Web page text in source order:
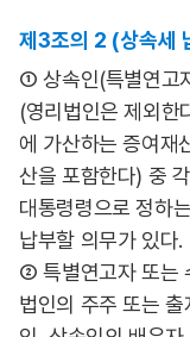
제3조의 2 (상속세
① 상속인(특별연고
(영리법인은 제외
에 가산하는 증여재
산을 포함한다) 중
대통령령으로 정하
납부할 의무가 있다.
② 특별연고자 또는
법인의 주주 또는